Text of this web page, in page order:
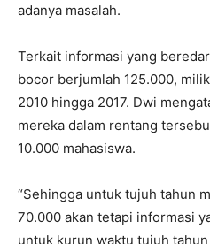
adanya masalah.
Terkait informasi yang
bocor berjumlah 125.000,
2010 hingga 2017. Dwi
mereka dalam rentang
10.000 mahasiswa.
“Sehingga untuk tujuh tahun
70.000 akan tetapi informasi
untuk kurun waktu tujuh tahun